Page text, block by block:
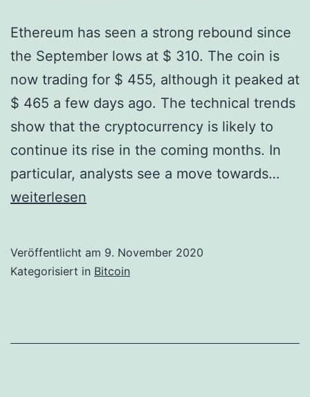
Ethereum has seen a strong rebound since
the September lows at $ 310. The coin is
now trading for $ 455, although it peaked at
$ 465 a few days ago. The technical trends
show that the cryptocurrency is likely to
continue its rise in the coming months. In
particular, analysts see a move towards…
weiterlesen
Veröffentlicht am 9. November 2020
Kategorisiert in Bitcoin